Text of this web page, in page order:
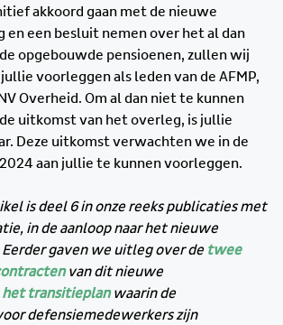
akkoord gaan met de nieuwe
en een besluit nemen over het al dan
opgebouwde pensioenen, zullen wij
voorleggen als leden van de AFMP,
Overheid. Om al dan niet te kunnen
uitkomst van het overleg, is jullie
Deze uitkomst verwachten we in de
aan jullie te kunnen voorleggen.
is deel 6 in onze reeks publicaties met
in de aanloop naar het nieuwe
gaven we uitleg over de twee
van dit nieuwe
het transitieplan waarin de
defensiemedewerkers zijn